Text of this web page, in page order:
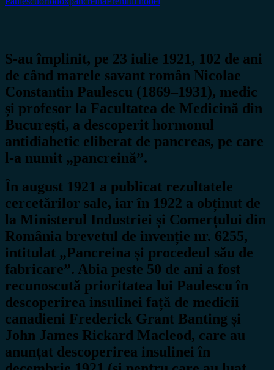
S-au împlinit, pe 23 iulie 1921, 102 de ani
de când marele savant român Nicolae
Constantin Paulescu (1869–1931), medic
și profesor la Facultatea de Medicină din
București, a descoperit hormonul
antidiabetic eliberat de pancreas, pe care
l-a numit „pancreină”.
În august 1921 a publicat rezultatele
cercetărilor sale, iar în 1922 a obținut de
la Ministerul Industriei și Comerțului din
România brevetul de invenție nr. 6255,
intitulat „Pancreina și procedeul său de
fabricare”. Abia peste 50 de ani a fost
recunoscută prioritatea lui Paulescu în
descoperirea insulinei față de medicii
canadieni Frederick Grant Banting și
John James Rickard Macleod, care au
anunțat descoperirea insulinei în